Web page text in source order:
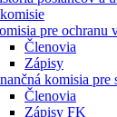
pre ochranu
Členovia
Zápisy
komisia pre
Členovia
Zápisy FK